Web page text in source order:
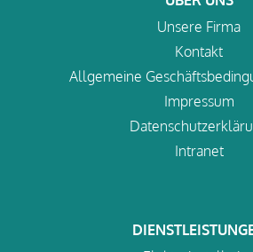
Unsere Firma
Kontakt
Allgemeine
Impressum
Intranet